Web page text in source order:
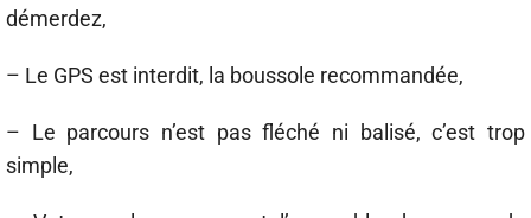
démerdez,
– Le GPS est interdit, la boussole recommandée,
– Le parcours n’est pas fléché ni balisé, c’est trop
simple,